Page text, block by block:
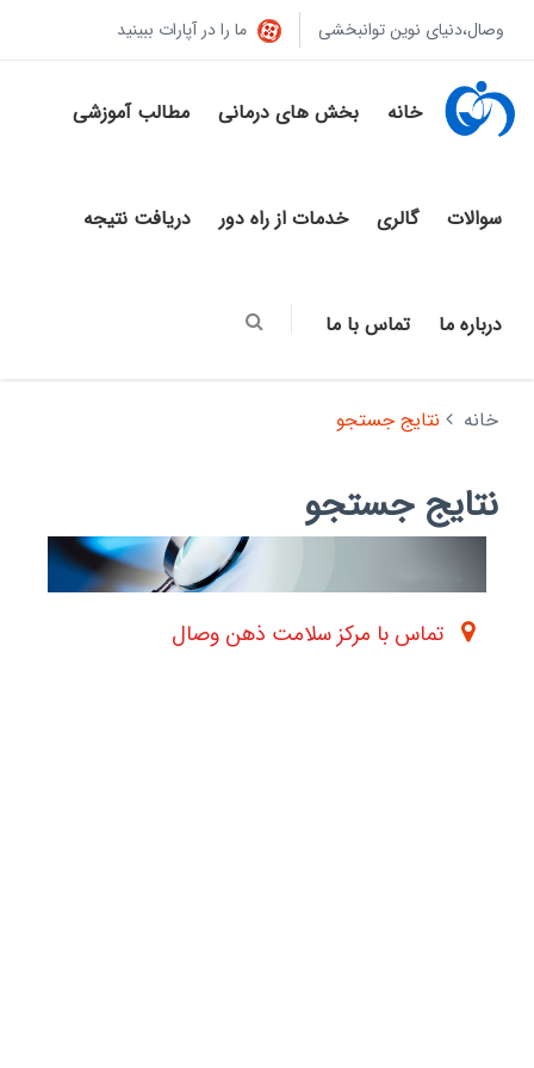
وصال،دنیای نوین توانبخشی ما را در آپارات ببینید
خانه بخش های درمانی مطالب آموزشی
سوالات گالری خدمات از راه دور دریافت نتیجه
درباره ما تماس با ما
خانه نتایج جستجو
نتایج جستجو
تماس با مرکز سلامت ذهن وصال